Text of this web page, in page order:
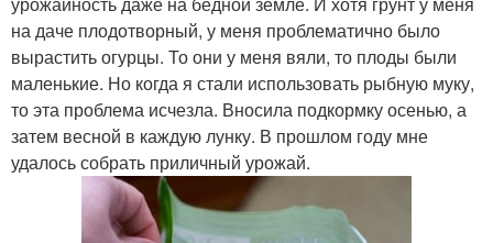
на даче плодотворный, у меня проблематично было
вырастить огурцы. То они у меня вяли, то плоды были
маленькие. Но когда я стали использовать рыбную муку,
то эта проблема исчезла. Вносила подкормку осенью, а
затем весной в каждую лунку. В прошлом году мне
удалось собрать приличный урожай.